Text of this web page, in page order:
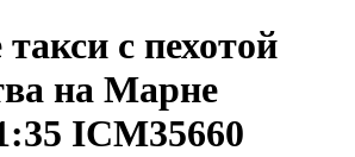
с пехотой
на Марне
ICM35660